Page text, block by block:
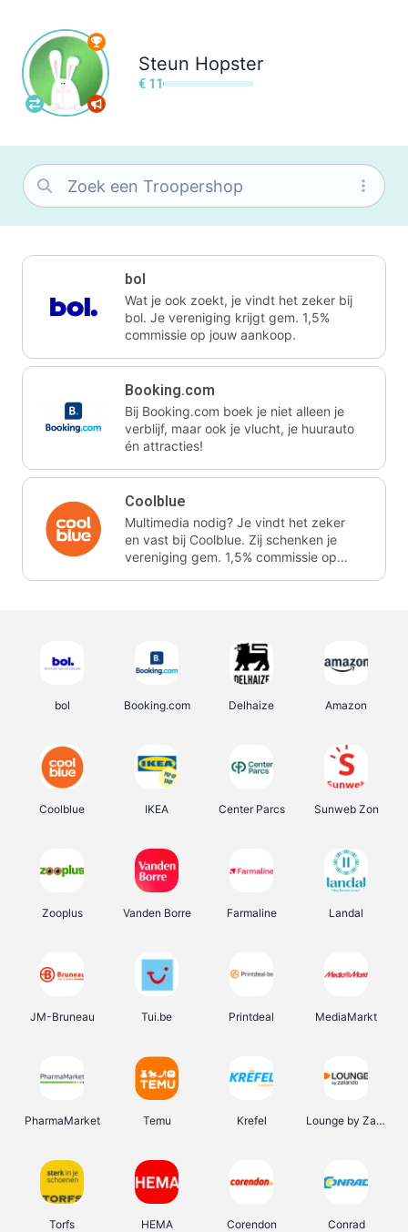
Steun Hopster
€ 11
bol
Wat je ook zoekt, je vindt het zeker bij
bol. Je vereniging krijgt gem. 1,5%
commissie op jouw aankoop.
Booking.com
Bij Booking.com boek je niet alleen je
verblijf, maar ook je vlucht, je huurauto
én attracties!
Coolblue
Multimedia nodig? Je vindt het zeker
en vast bij Coolblue. Zij schenken je
vereniging gem. 1,5% commissie op
bol Booking.com Delhaize Amazon
Coolblue IKEA Center Parcs Sunweb Zon
Zooplus Vanden Borre Farmaline Landal
JM-Bruneau Tui.be Printdeal MediaMarkt
PharmaMarket Temu Krefel Lounge by Zalando
Torfs HEMA Corendon Conrad